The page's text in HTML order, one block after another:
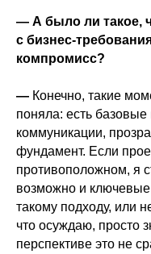
— А было ли такое,
с бизнес-
компромисс?
— Конечно, такие
поняла: есть
коммуникации,
фундамент. Если
противоположном, я
возможно и
такому подходу, или
что осуждаю, просто
перспективе это не